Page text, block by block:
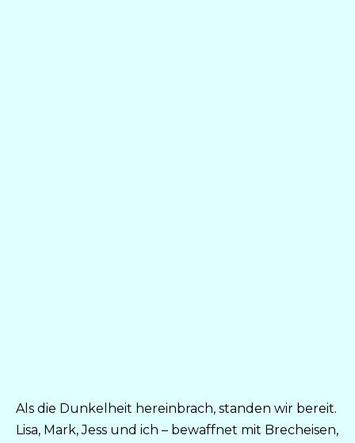
Als die Dunkelheit hereinbrach, standen wir bereit.
Lisa, Mark, Jess und ich – bewaffnet mit Brecheisen,